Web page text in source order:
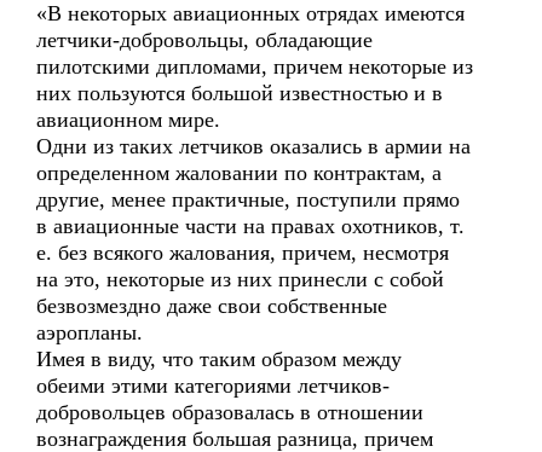
«В некоторых авиационных отрядах имеются
летчики-добровольцы, обладающие
пилотскими дипломами, причем некоторые из
них пользуются большой известностью и в
авиационном мире.
Одни из таких летчиков оказались в армии на
определенном жаловании по контрактам, а
другие, менее практичные, поступили прямо
в авиационные части на правах охотников, т.
е. без всякого жалования, причем, несмотря
на это, некоторые из них принесли с собой
безвозмездно даже свои собственные
аэропланы.
Имея в виду, что таким образом между
обеими этими категориями летчиков-
добровольцев образовалась в отношении
вознаграждения большая разница, причем